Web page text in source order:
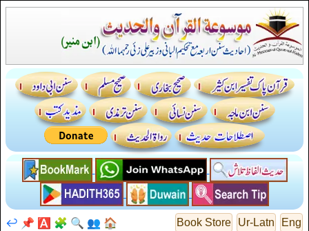
Eng
Ur-Latn
Book Store
🏠
👥
🔍
🧩
🅰️
📌
↩️